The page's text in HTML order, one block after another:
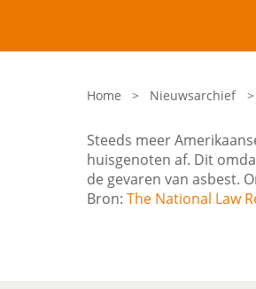
Home > Nieuwsarchief >
Steeds meer
huisgenoten af. Dit
de gevaren van asbest.
Bron: The National Law